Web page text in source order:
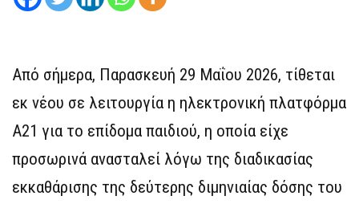
Από σήμερα, Παρασκευή 29 Μαΐου 2026, τίθεται
εκ νέου σε λειτουργία η ηλεκτρονική πλατφόρμα
Α21 για το επίδομα παιδιού, η οποία είχε
προσωρινά ανασταλεί λόγω της διαδικασίας
εκκαθάρισης της δεύτερης διμηνιαίας δόσης του